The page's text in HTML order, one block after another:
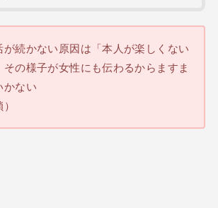
が続かない原因は「本人が楽しくない
その様子が女性にも伝わるからますま
かない